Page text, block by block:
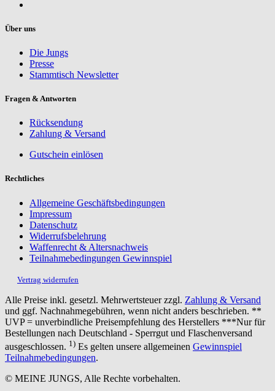
Über uns
Die Jungs
Presse
Stammtisch Newsletter
Fragen & Antworten
Rücksendung
Zahlung & Versand
Gutschein einlösen
Rechtliches
Allgemeine Geschäftsbedingungen
Impressum
Datenschutz
Widerrufsbelehrung
Waffenrecht & Altersnachweis
Teilnahmebedingungen Gewinnspiel
Vertrag widerrufen
Alle Preise inkl. gesetzl. Mehrwertsteuer zzgl. Zahlung & Versand
und ggf. Nachnahmegebühren, wenn nicht anders beschrieben. **
UVP = unverbindliche Preisempfehlung des Herstellers ***Nur für
Bestellungen nach Deutschland - Sperrgut und Flaschenversand
ausgeschlossen. 1) Es gelten unsere allgemeinen Gewinnspiel
Teilnahmebedingungen.
© MEINE JUNGS, Alle Rechte vorbehalten.